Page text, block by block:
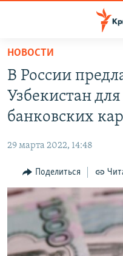
Вернуться
основному
содержанию
Вернутся
главной
навигации
Вернутся
поиску
СПЕЦПРОЕКТЫ
11 ЛЕТ ОККУПАЦИИ
ВОДА
ЕЩЕ
ИНТЕРАКТИВ
ИНФОГРАФИКА
ТЕЛЕПРОЕКТ КРЫМ.РЕАЛИИ
СОВЕТЫ ПРАВОЗАЩИТНИКОВ
РАДІО СВОБОДА
КАК ОБОЙТИ
Українською
Qırımtatar
НОВОСТИ
В России
Узбекистан
банковских
29 марта 2022, 14:48
Поделиться